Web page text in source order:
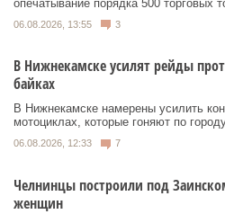
опечатывание порядка 500 торговых
06.08.2026, 13:55 3
В Нижнекамске усилят рейды
байках
В Нижнекамске намерены усилить
мотоциклах, которые гоняют по
06.08.2026, 12:33 7
Челнинцы построили под
женщин